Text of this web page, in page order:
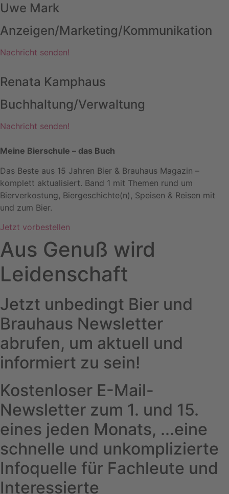
Uwe Mark
Anzeigen/Marketing/Kommunikation
Nachricht senden!
Renata Kamphaus
Buchhaltung/Verwaltung
Nachricht senden!
Meine Bierschule – das Buch
Das Beste aus 15 Jahren Bier & Brauhaus Magazin –
komplett aktualisiert. Band 1 mit Themen rund um
Bierverkostung, Biergeschichte(n), Speisen & Reisen mit
und zum Bier.
Jetzt vorbestellen
Aus Genuß wird
Leidenschaft
Jetzt unbedingt Bier und
Brauhaus Newsletter
abrufen, um aktuell und
informiert zu sein!
Kostenloser E-Mail-
Newsletter zum 1. und 15.
eines jeden Monats, ...eine
schnelle und unkomplizierte
Infoquelle für Fachleute und
Interessierte